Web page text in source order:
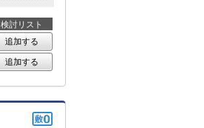
検討リスト
追加する
追加する